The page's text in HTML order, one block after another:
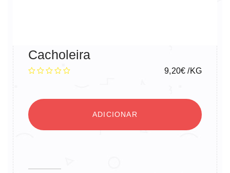
Cacholeira
9,20€ /KG
ADICIONAR